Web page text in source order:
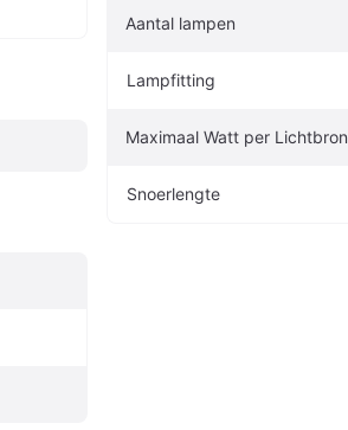
Aantal lampen
Lampfitting
Maximaal Watt per Lichtbron
Snoerlengte